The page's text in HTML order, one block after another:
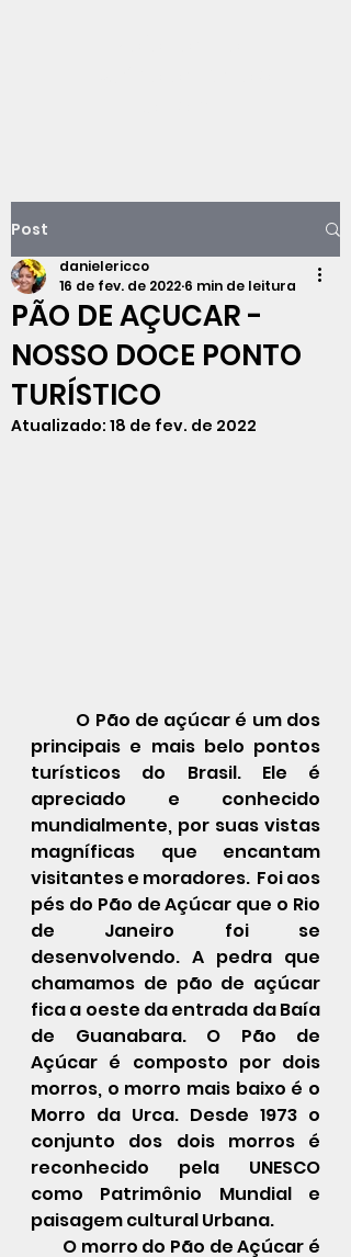
Post
PÃO DE AÇUCAR -
NOSSO DOCE PONTO
TURÍSTICO
danielericco
16 de fev. de 2022 6 min de leitura
Atualizado: 18 de fev. de 2022
principais e mais belo pontos
turísticos do Brasil. Ele é
apreciado e conhecido
mundialmente, por suas vistas
magníficas que encantam
visitantes e moradores.  Foi aos
pés do Pão de Açúcar que o Rio
de Janeiro foi se
desenvolvendo. A pedra que
chamamos de pão de açúcar
fica a oeste da entrada da Baía
de Guanabara. O Pão de
Açúcar é composto por dois
morros, o morro mais baixo é o
Morro da Urca. Desde 1973 o
conjunto dos dois morros é
reconhecido pela UNESCO
como Patrimônio Mundial e
paisagem cultural Urbana.